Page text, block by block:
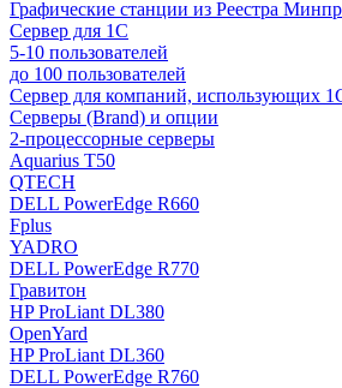
Графические станции из Реестра
Сервер для 1С
5-10 пользователей
до 100 пользователей
Сервер для компаний, использующих
Серверы (Brand) и опции
2-процессорные серверы
Aquarius T50
QTECH
DELL PowerEdge R660
Fplus
YADRO
DELL PowerEdge R770
Гравитон
HP ProLiant DL380
OpenYard
HP ProLiant DL360
DELL PowerEdge R760